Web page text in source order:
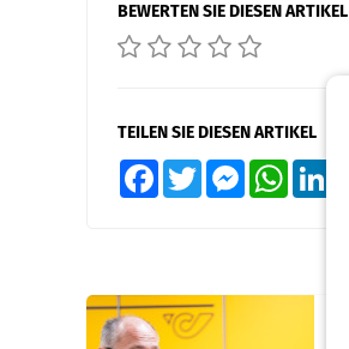
BEWERTEN SIE DIESEN ARTIKEL
TEILEN SIE DIESEN ARTIKEL
FacebookTwitter MessengerWhatsApp